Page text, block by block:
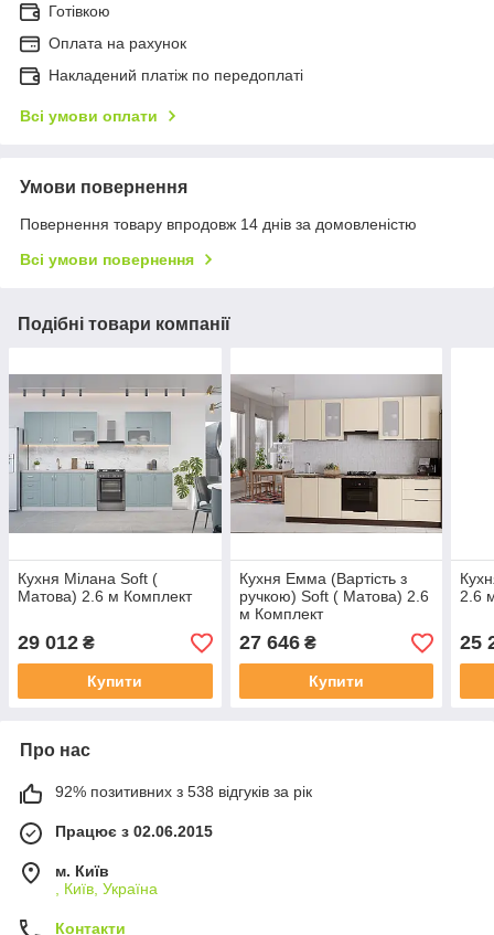
Готівкою
Оплата на рахунок
Накладений платіж по передоплаті
Всі умови оплати
Умови повернення
Повернення товару впродовж 14 днів за домовленістю
Всі умови повернення
Подібні товари компанії
Кухня Мілана Soft (
Матова) 2.6 м Комплект
29 012 ₴
Купити
Кухня Емма (Вартість з
ручкою) Soft ( Матова) 2.6
м Комплект
27 646₴
Купити
2.6
25
Про нас
92% позитивних з 538 відгуків за рік
Працює з 02.06.2015
м. Київ
, Київ, Україна
Контакти